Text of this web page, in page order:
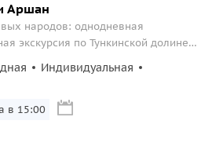
Аршан
народов: однодневная
экскурсия по Тункинской долине
Индивидуальная
в 15:00